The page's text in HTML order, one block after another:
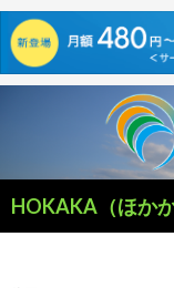
HOKAKA（ほかか
索